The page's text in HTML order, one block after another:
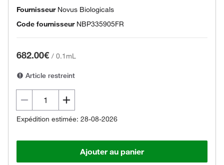
Fournisseur Novus Biologicals
Code fournisseur NBP335905FR
682.00€ / 0.1mL
Article restreint
Expédition estimée: 28-08-2026
Ajouter au panier